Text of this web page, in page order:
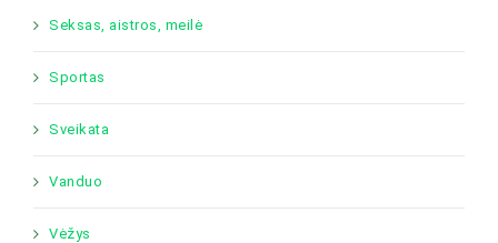
Seksas, aistros, meilė
Sportas
Sveikata
Vanduo
Vėžys